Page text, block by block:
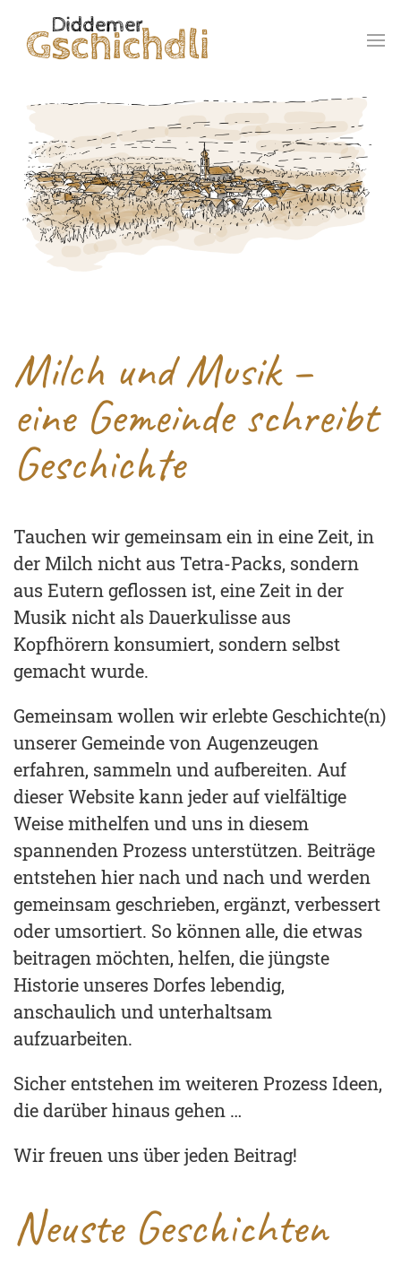
Milch und Musik –
eine Gemeinde schreibt
Geschichte
Tauchen wir gemeinsam ein in eine Zeit, in
der Milch nicht aus Tetra-Packs, sondern
aus Eutern geflossen ist, eine Zeit in der
Musik nicht als Dauerkulisse aus
Kopfhörern konsumiert, sondern selbst
gemacht wurde.
Gemeinsam wollen wir erlebte Geschichte(n)
unserer Gemeinde von Augenzeugen
erfahren, sammeln und aufbereiten. Auf
dieser Website kann jeder auf vielfältige
Weise mithelfen und uns in diesem
spannenden Prozess unterstützen. Beiträge
entstehen hier nach und nach und werden
gemeinsam geschrieben, ergänzt, verbessert
oder umsortiert. So können alle, die etwas
beitragen möchten, helfen, die jüngste
Historie unseres Dorfes lebendig,
anschaulich und unterhaltsam
aufzuarbeiten.
Sicher entstehen im weiteren Prozess Ideen,
die darüber hinaus gehen …
Wir freuen uns über jeden Beitrag!
Neuste Geschichten